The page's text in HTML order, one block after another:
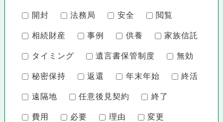
開封 法務局 安全 閲覧
相続財産 事例 供養 家族信託
タイミング 遺言書保管制度 無効
秘密保持 返還 年末年始 終活
遠隔地 任意後見契約 終了
費用 必要 理由 変更